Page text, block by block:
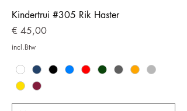
Kindertrui #305 Rik Haster
Prijs
€ 45,00
incl.Btw